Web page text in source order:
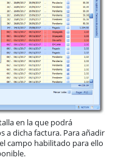
en la que podrá
a dicha factura. Para añadir
campo habilitado para ello